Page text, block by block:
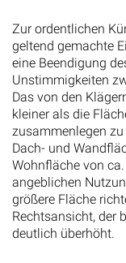
geltend gemachte
eine Beendigung
Unstimmigkeiten
Das von den
kleiner als die
zusammenlegen zu
Dach- und
Wohnfläche von
angeblichen
größere Fläche
Rechtsansicht, der
deutlich überhöht.